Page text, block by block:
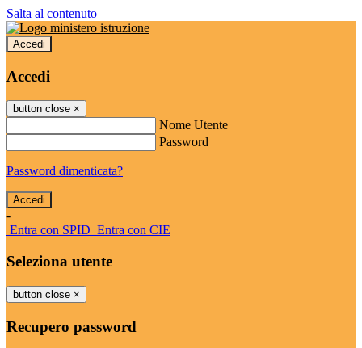
Salta al contenuto
Accedi
Accedi
button close ×
Nome Utente
Password
Password dimenticata?
-
Entra con SPID Entra con CIE
Seleziona utente
button close ×
Recupero password